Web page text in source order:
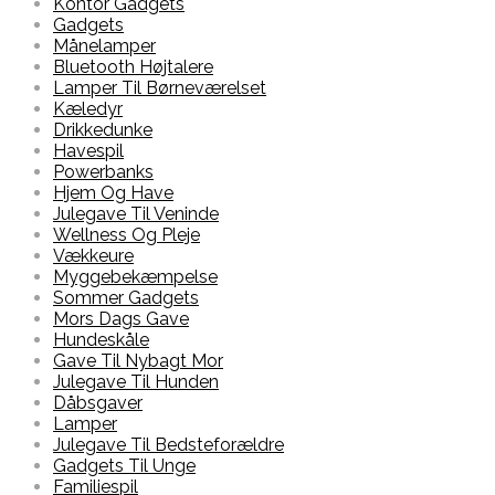
Gadgets
Månelamper
Bluetooth Højtalere
Lamper Til Børneværelset
Kæledyr
Drikkedunke
Havespil
Powerbanks
Hjem Og Have
Julegave Til Veninde
Wellness Og Pleje
Vækkeure
Myggebekæmpelse
Sommer Gadgets
Mors Dags Gave
Hundeskåle
Gave Til Nybagt Mor
Julegave Til Hunden
Dåbsgaver
Lamper
Julegave Til Bedsteforældre
Gadgets Til Unge
Familiespil